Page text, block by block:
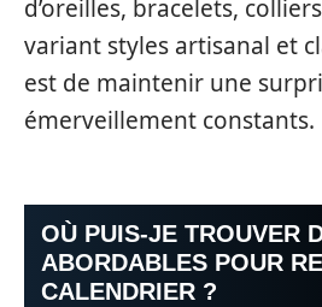
d’oreilles, bracelets,
variant styles artisanal et
est de maintenir une
émerveillement constants.
OÙ PUIS-JE TROUVER
ABORDABLES POUR
CALENDRIER ?